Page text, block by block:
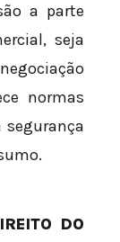
a parte
seja
normas
segurança
DO